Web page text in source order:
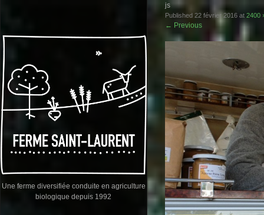
Une ferme diversifiée conduite en agriculture
biologique depuis 1992
js
Published 22 février 2016 at 2400
← Previous